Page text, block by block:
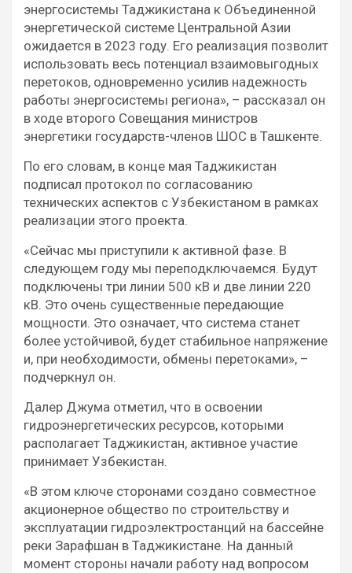
энергосистемы Таджикистана к Объединенной
энергетической системе Центральной Азии
ожидается в 2023 году. Его реализация позволит
использовать весь потенциал взаимовыгодных
перетоков, одновременно усилив надежность
работы энергосистемы региона», – рассказал он
в ходе второго Совещания министров
энергетики государств-членов ШОС в Ташкенте.
По его словам, в конце мая Таджикистан
подписал протокол по согласованию
технических аспектов с Узбекистаном в рамках
реализации этого проекта.
«Сейчас мы приступили к активной фазе. В
следующем году мы переподключаемся. Будут
подключены три линии 500 кВ и две линии 220
кВ. Это очень существенные передающие
мощности. Это означает, что система станет
более устойчивой, будет стабильное напряжение
и, при необходимости, обмены перетоками», –
подчеркнул он.
Далер Джума отметил, что в освоении
гидроэнергетических ресурсов, которыми
располагает Таджикистан, активное участие
принимает Узбекистан.
«В этом ключе сторонами создано совместное
акционерное общество по строительству и
эксплуатации гидроэлектростанций на бассейне
реки Зарафшан в Таджикистане. На данный
момент стороны начали работу над вопросом